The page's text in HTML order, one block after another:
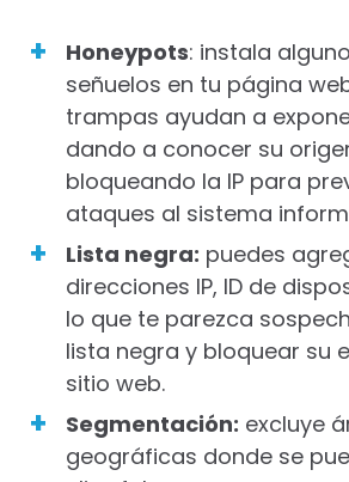
Honeypots: instala
señuelos en tu página
trampas ayudan a
dando a conocer su
bloqueando la IP para
ataques al sistema
Lista negra: puedes
direcciones IP, ID de
lo que te parezca
lista negra y bloquear su
sitio web.
Segmentación: excluye
geográficas donde se